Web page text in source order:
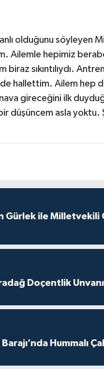
olduğunu söyleyen
Ailemle hepimiz
biraz sıkıntılıydı.
hallettim. Ailem hep
gireceğini ilk
düşüncem asla yoktu.
Gürlek ile
Doçentlik
Hummalı